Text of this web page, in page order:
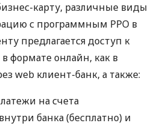
карту, различные виды
с программным РРО в
предлагается доступ к
формате онлайн, как в
web клиент-банк, а также:
на счета
банка (бесплатно) и